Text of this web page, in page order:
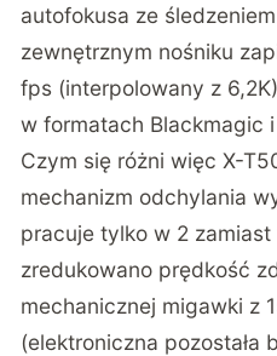
autofokusa ze
zewnętrznym nośniku
fps (interpolowany z
w formatach Blackmagic i
Czym się różni więc X-
mechanizm odchylania
pracuje tylko w 2
zredukowano prędkość
mechanicznej migawki z
(elektroniczna pozostała